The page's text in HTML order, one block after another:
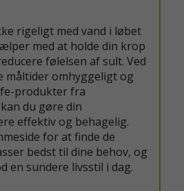
rigeligt med vand i løbet
med at holde din krop
følelsen af sult. Ved
måltider omhyggeligt og
produkter fra
du gøre din
effektiv og behagelig.
for at finde de
bedst til dine behov, og
en sundere livsstil i dag.